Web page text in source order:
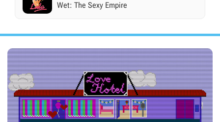
Wet: The Sexy Empire